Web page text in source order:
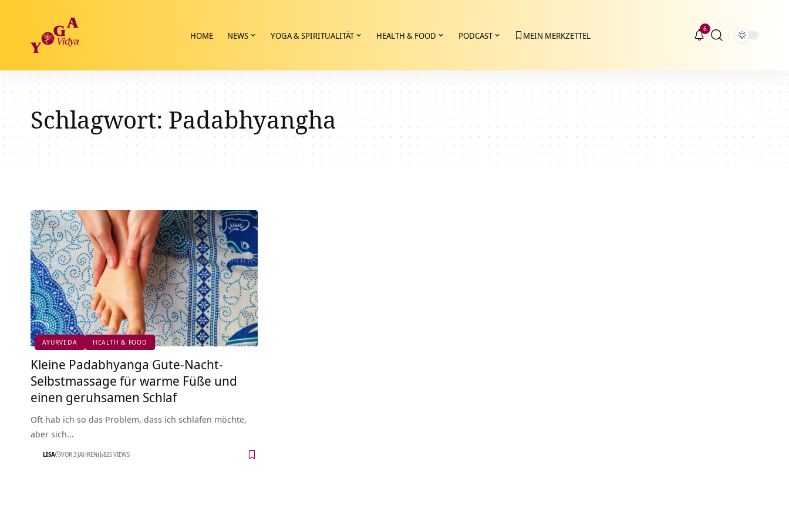
HOME NEWS YOGA & SPIRITUALITÄT HEALTH & FOOD PODCAST MEIN MERKZETTEL
6
Schlagwort:Padabhyangha
AYURVEDA HEALTH & FOOD
Kleine Padabhyanga Gute-Nacht-
Selbstmassage für warme Füße und
einen geruhsamen Schlaf
Oft hab ich so das Problem, dass ich schlafen möchte,
aber sich…
LISA VOR 3 JAHREN 825 VIEWS